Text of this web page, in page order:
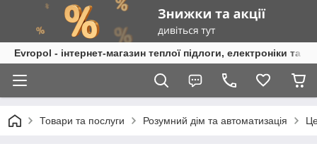
Evropol - інтернет-магазин теплої підлоги, електроніки та
Товари та послуги Розумний дім та автоматизація